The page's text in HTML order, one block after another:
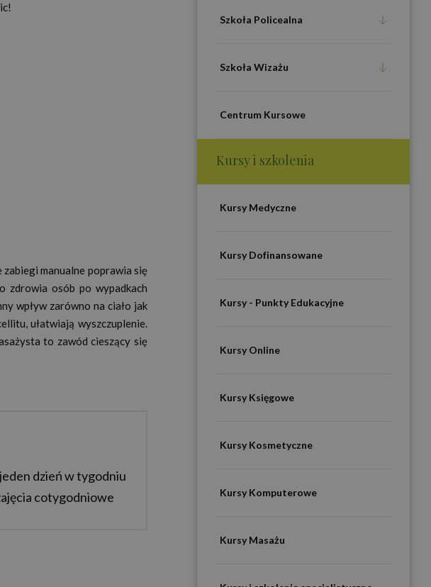
manualne poprawia się
zdrowia osób po wypadkach
wpływ zarówno na ciało jak
ułatwiają wyszczuplenie.
to zawód cieszący się
dzień w tygodniu
cotygodniowe
Szkoła Policealna
Szkoła Wizażu
Centrum Kursowe
Kursy i szkolenia
Kursy Medyczne
Kursy Dofinansowane
Kursy - Punkty Edukacyjne
Kursy Online
Kursy Księgowe
Kursy Kosmetyczne
Kursy Komputerowe
Kursy Masażu